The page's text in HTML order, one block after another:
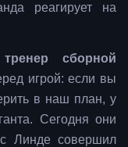
реагирует на
сборной
игрой: если вы
в наш план, у
Сегодня они
Линде совершил